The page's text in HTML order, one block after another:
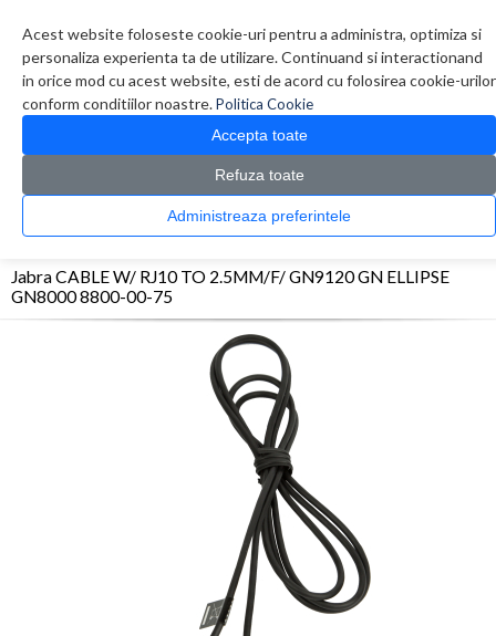
Acest website foloseste cookie-uri pentru a administra, optimiza si
personaliza experienta ta de utilizare. Continuand si interactionand
in orice mod cu acest website, esti de acord cu folosirea cookie-urilor
conform conditiilor noastre.Politica Cookie
Accepta toate
Refuza toate
Administreaza preferintele
0 produs(e)
CATALOG PRODUSE
> Alte accesorii PC > Jabra CABLE W/ RJ10 TO 2.5MM/F/
Jabra CABLE W/ RJ10 TO 2.5MM/F/ GN9120 GN ELLIPSE
GN8000 8800-00-75